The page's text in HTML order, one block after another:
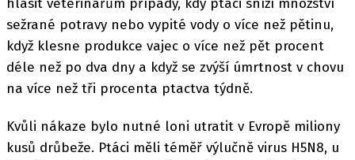
hlásit veterinářům případy, kdy ptáci sníží množství
sežrané potravy nebo vypité vody o více než pětinu,
když klesne produkce vajec o více než pět procent
déle než po dva dny a když se zvýší úmrtnost v chovu
na více než tři procenta ptactva týdně.
Kvůli nákaze bylo nutné loni utratit v Evropě miliony
kusů drůbeže. Ptáci měli téměř výlučně virus H5N8, u